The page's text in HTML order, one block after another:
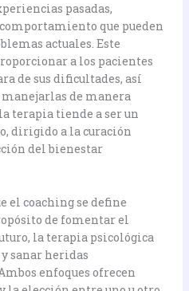
pasadas,
que pueden
actuales. Este
a los pacientes
de sus dificultades, así
de manera
terapia tiende a ser un
dirigido a la curación
del bienestar
el coaching se define
de fomentar el
la terapia psicológica
sanar heridas
enfoques ofrecen